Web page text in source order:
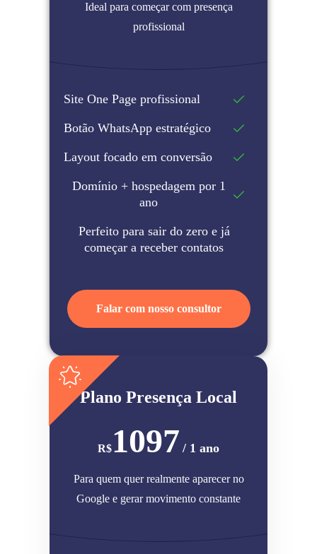
Ideal para começar com presença
profissional
Site One Page profissional
Botão WhatsApp estratégico
Layout focado em conversão
Domínio + hospedagem por 1
ano
Perfeito para sair do zero e já
começar a receber contatos
Falar com nosso consultor
Plano Presença Local
R$1097 / 1 ano
Para quem quer realmente aparecer no
Google e gerar movimento constante